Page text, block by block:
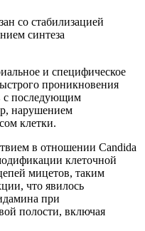
со стабилизацией
синтеза
и специфическое
проникновения
с последующим
нарушением
клетки.
в отношении Candida
клеточной
мицетов, таким
что явилось
при
полости, включая